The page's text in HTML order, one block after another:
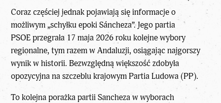
Coraz częściej jednak pojawiają się informacje o
możliwym „schyłku epoki Sáncheza”. Jego partia
PSOE przegrała 17 maja 2026 roku kolejne wybory
regionalne, tym razem w Andaluzji, osiągając najgorszy
wynik w historii. Bezwzględną większość zdobyła
opozycyjna na szczeblu krajowym Partia Ludowa (PP).
To kolejna porażkapartii Sanchezaw wyborach